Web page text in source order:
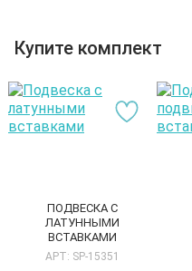
Купите комплект
ПОДВЕСКА С
ЛАТУННЫМИ
ВСТАВКАМИ
АРТ: SP-15351